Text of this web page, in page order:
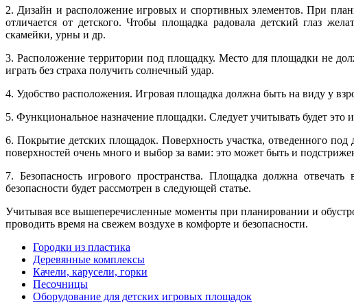
2. Дизайн и расположение игровых и спортивных элементов. При
отличается от детского. Чтобы площадка радовала детский глаз
скамейки, урны и др.
3. Расположение территории под площадку. Место для площадки не
играть без страха получить солнечный удар.
4. Удобство расположения. Игровая площадка должна быть на виду у
5. Функциональное назначение площадки. Следует учитывать будет
6. Покрытие детских площадок. Поверхность участка, отведенного
поверхностей очень много и выбор за вами: это может быть и
7. Безопасность игрового пространства. Площадка должна
безопасности будет рассмотрен в следующей статье.
Учитывая все вышеперечисленные моменты при планировании и
проводить время на свежем воздухе в комфорте и безопасности.
Городки из пластика
Деревянные комплексы
Качели, карусели, горки
Песочницы
Оборудование для детских игровых площадок